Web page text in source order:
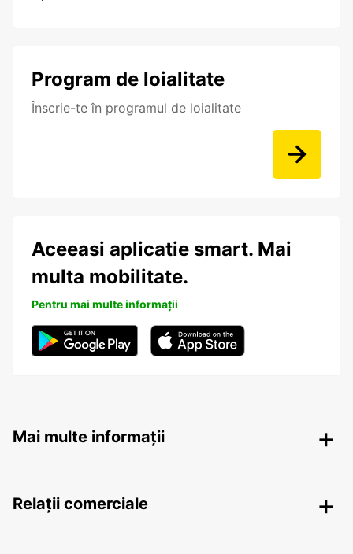
Program de loialitate
Înscrie-te în programul de loialitate
Aceeasi aplicatie smart. Mai
multa mobilitate.
Pentru mai multe informații
Mai multe informații
Relații comerciale